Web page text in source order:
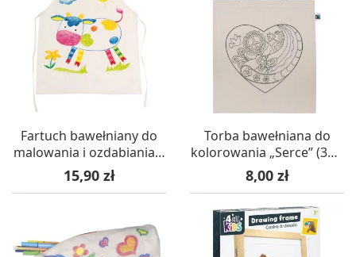
Fartuch bawełniany do
malowania i ozdabiania –
Goki
Cena
15,90 zł
Torba bawełniana do
kolorowania „Serce” (36 x
41 cm) – Goki
Cena
8,00 zł